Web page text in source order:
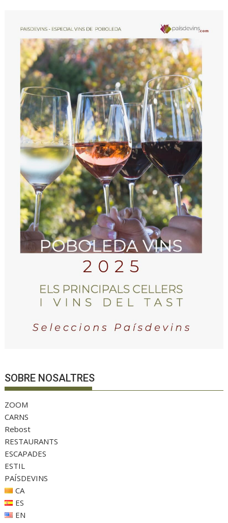
SOBRE NOSALTRES
ZOOM
CARNS
Rebost
RESTAURANTS
ESCAPADES
ESTIL
PAÍSDEVINS
CA
ES
EN